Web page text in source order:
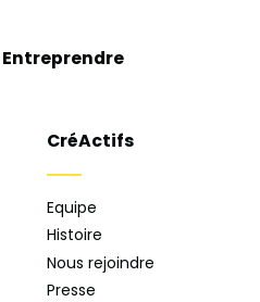
Entreprendre
CréActifs
Equipe
Histoire
Nous rejoindre
Presse